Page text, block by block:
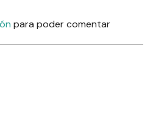
para poder comentar